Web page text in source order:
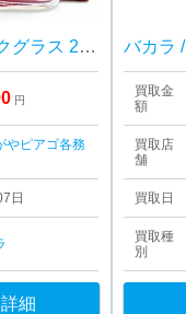
Baccarat ロックグラス 2025
円
やピアゴ各務
日
細
買取金
額
買取店
舗
買取日
買取種
別